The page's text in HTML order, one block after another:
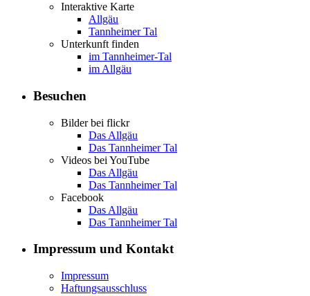
Interaktive Karte
Allgäu
Tannheimer Tal
Unterkunft finden
im Tannheimer-Tal
im Allgäu
Besuchen
Bilder bei flickr
Das Allgäu
Das Tannheimer Tal
Videos bei YouTube
Das Allgäu
Das Tannheimer Tal
Facebook
Das Allgäu
Das Tannheimer Tal
Impressum und Kontakt
Impressum
Haftungsausschluss